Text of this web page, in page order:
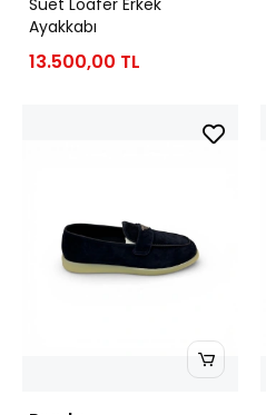
Ayakkabı
13.500,00 TL